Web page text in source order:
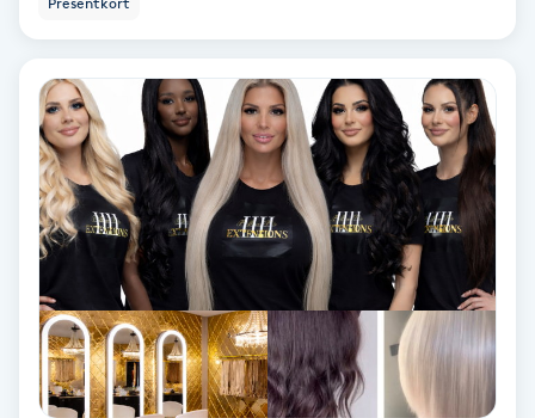
Babylights
Balayage
Bambumassage
Barber
Barnklippning